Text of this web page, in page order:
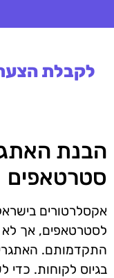
לקבלת
הבנת
סטרטאפים
אקסלרטורים
לסטרטאפים, אך לא
התקדמותם.
בגיוס לקוחות. כדי